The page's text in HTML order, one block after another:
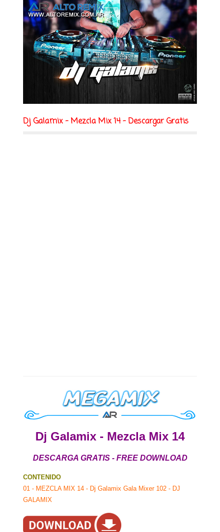
Dj Galamix - Mezcla Mix 14 - Descargar Gratis
Dj Galamix - Mezcla Mix 14
DESCARGA GRATIS - FREE DOWNLOAD
CONTENIDO
01 - MEZCLA MIX 14 - Dj Galamix Gala Mixer 102 - DJ
GALAMIX